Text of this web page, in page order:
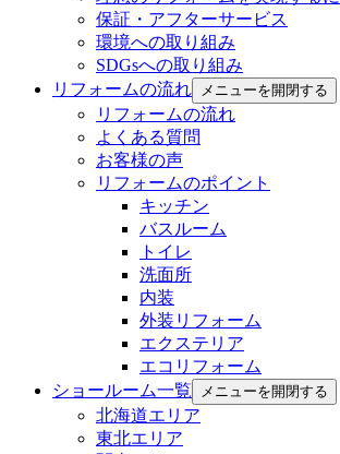
保証・アフターサービス
環境への取り組み
SDGsへの取り組み
リフォームの流れ
メニューを開閉する
リフォームの流れ
よくある質問
お客様の声
リフォームのポイント
キッチン
バスルーム
トイレ
洗面所
内装
外装リフォーム
エクステリア
エコリフォーム
ショールーム一覧
メニューを開閉する
北海道エリア
東北エリア